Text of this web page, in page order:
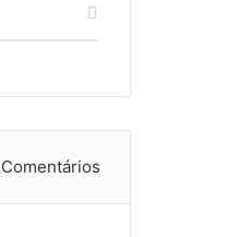
Comentários